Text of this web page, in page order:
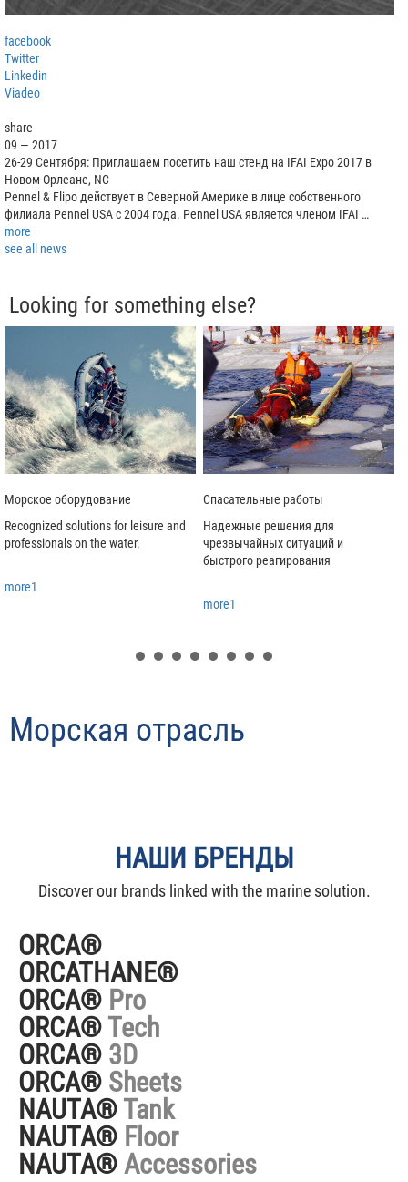
facebook
Twitter
Linkedin
Viadeo
share
09 — 2017
26-29 Сентября: Приглашаем посетить наш стенд на IFAI Expo 2017 в
Новом Орлеане, NC
Pennel & Flipo действует в Северной Америке в лице собственного
филиала Pennel USA с 2004 года. Pennel USA является членом IFAI …
more
see all news
Looking for something else?
Морское оборудование
Recognized solutions for leisure and
professionals on the water.
more1
Спасательные работы
Надежные решения для
чрезвычайных ситуаций и
быстрого реагирования
more1
Морская отрасль
НАШИ БРЕНДЫ
Discover our brands linked with the marine solution.
ORCA®
ORCATHANE®
ORCA® Pro
ORCA® Tech
ORCA® 3D
ORCA® Sheets
NAUTA® Tank
NAUTA® Floor
NAUTA® Accessories